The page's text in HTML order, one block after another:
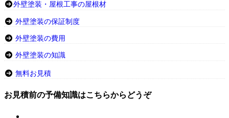
外壁塗装・屋根工事の屋根材
外壁塗装の保証制度
外壁塗装の費用
外壁塗装の知識
無料お見積
お見積前の予備知識はこちらからどうぞ